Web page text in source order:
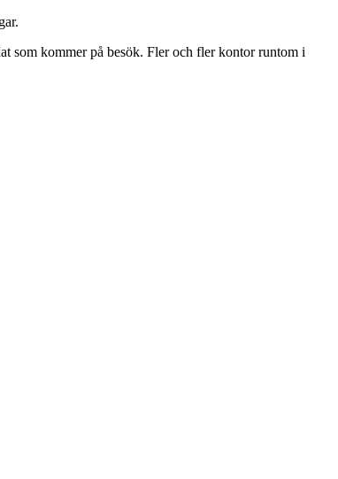
som kommer på besök. Fler och fler kontor runtom i